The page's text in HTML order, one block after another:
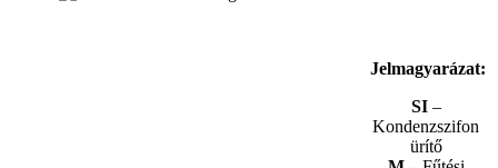
Jelmagyarázat:
SI–
Kondenzszifon
ürítő